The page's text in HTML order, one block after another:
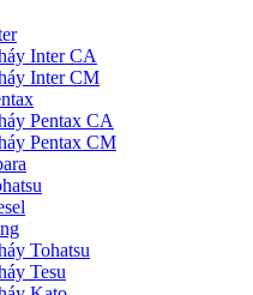
Inter CA
Inter CM
Pentax CA
Pentax CM
Tohatsu
Tesu